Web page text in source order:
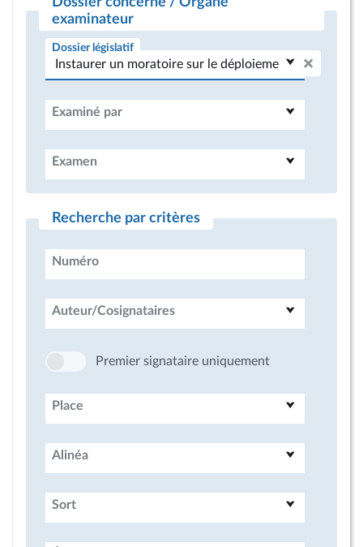
examinateur
Dossier législatif
Examiné par
Examen
Recherche par critères
Numéro
Auteur/Cosignataires
Premier signataire uniquement
Place
Alinéa
Sort